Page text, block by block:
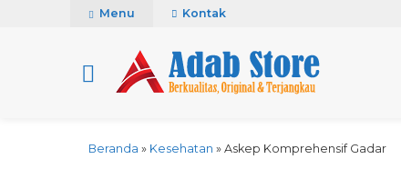
Menu Kontak
Beranda » Kesehatan » Askep Komprehensif Gadar